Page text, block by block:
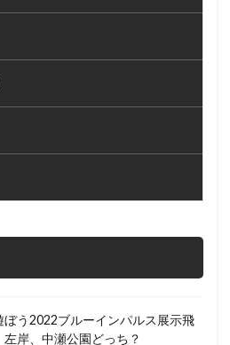
う2022ブルーインパルス展示飛
岸、中瀬公園どっち？